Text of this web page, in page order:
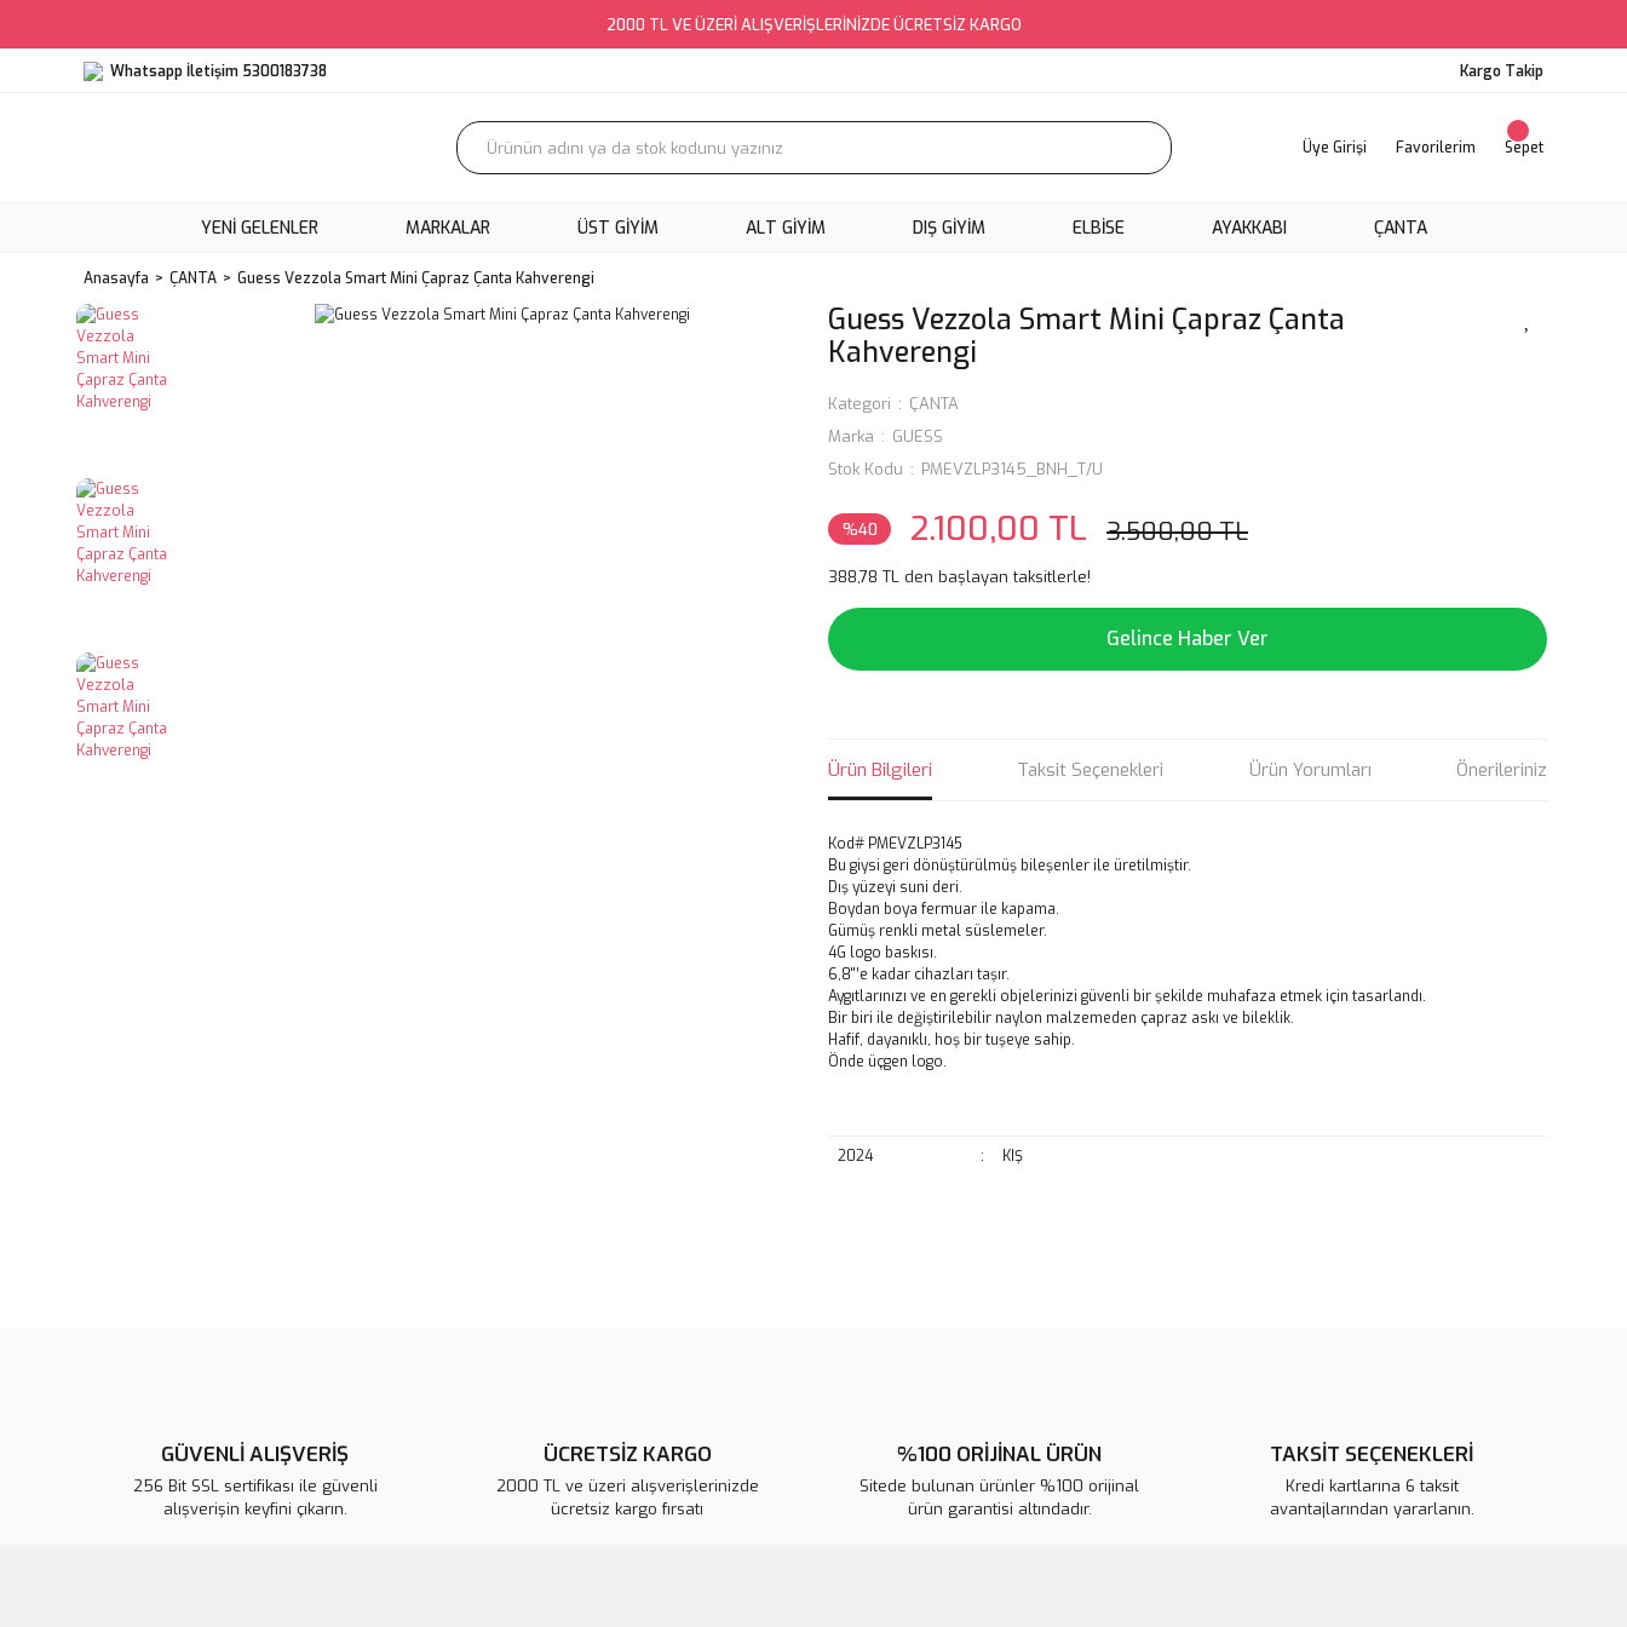
2000 TL VE ÜZERİ ALIŞVERİŞLERİNİZDE ÜCRETSİZ KARGO
Whatsapp İletişim 5300183738 Kargo Takip
Üye Girişi Favorilerim Sepet
YENI GELENLER MARKALAR ÜST GİYİM ALT GİYİM DIŞ GİYİM ELBİSE AYAKKABI ÇANTA
Anasayfa ÇANTA Guess Vezzola Smart Mini Çapraz Çanta Kahverengi
Guess Vezzola Smart Mini Çapraz Çanta
Kahverengi
Kategori
ÇANTA
Marka
GUESS
Stok Kodu
PMEVZLP3145_BNH_T/U
%40 2.100,00 TL 3.500,00 TL
388,78 TL den başlayan taksitlerle!
Gelince Haber Ver
Ürün Bilgileri Taksit Seçenekleri Ürün Yorumları Önerileriniz
Kod# PMEVZLP3145
Bu giysi geri dönüştürülmüş bileşenler ile üretilmiştir.
Dış yüzeyi suni deri.
Boydan boya fermuar ile kapama.
Gümüş renkli metal süslemeler.
4G logo baskısı.
6,8''’e kadar cihazları taşır.
Aygıtlarınızı ve en gerekli objelerinizi güvenli bir şekilde muhafaza etmek için tasarlandı.
Bir biri ile değiştirilebilir naylon malzemeden çapraz askı ve bileklik.
Hafif, dayanıklı, hoş bir tuşeye sahip.
Önde üçgen logo.
2024 : KIŞ
Bu ürüne benzer farklı alternatifler olmalı.
GÜVENLİ ALIŞVERİŞ
256 Bit SSL sertifikası ile güvenli
alışverişin keyfini çıkarın.
ÜCRETSİZ KARGO
2000 TL ve üzeri alışverişlerinizde
ücretsiz kargo fırsatı
%100 ORİJİNAL ÜRÜN
Sitede bulunan ürünler %100 orijinal
ürün garantisi altındadır.
TAKSİT SEÇENEKLERİ
Kredi kartlarına 6 taksit
avantajlarından yararlanın.